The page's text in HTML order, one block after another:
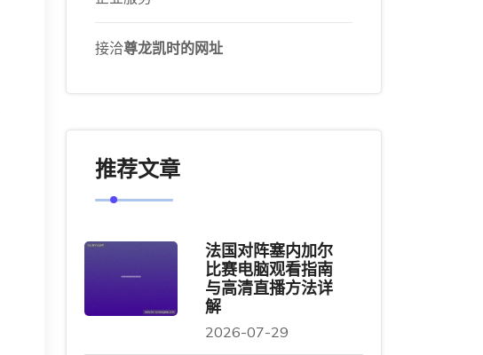
接洽尊龙凯时的网址
推荐文章
法国对阵塞内加尔
比赛电脑观看指南
与高清直播方法详
解
2026-07-29